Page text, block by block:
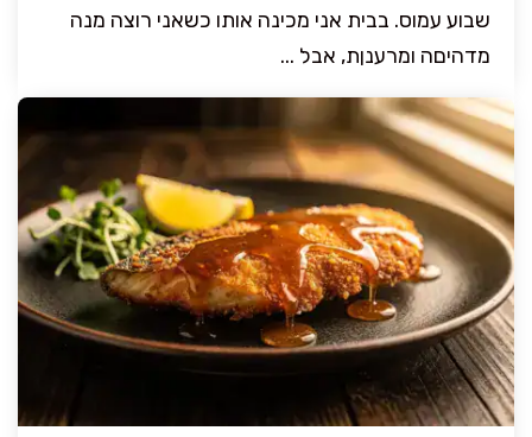
שבוע עמוס. בבית אני מכינה אותו כשאני רוצה מנה
מדהיםה ומרענןת, אבל ...